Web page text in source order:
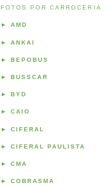
FOTOS POR CARROCERIA
► AMD
► ANKAI
► BEPOBUS
► BUSSCAR
► BYD
► CAIO
► CIFERAL
► CIFERAL PAULISTA
► CMA
► COBRASMA